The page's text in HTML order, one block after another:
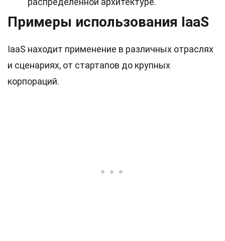
Примеры использования IaaS
IaaS находит применение в различных отраслях
и сценариях, от стартапов до крупных
корпораций.